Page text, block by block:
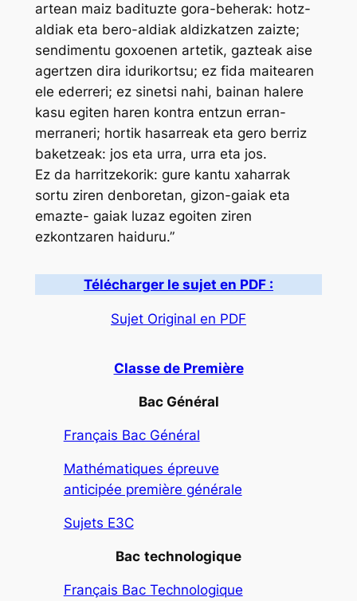
artean maiz badituzte gora-beherak: hotz-
aldiak eta bero-aldiak aldizkatzen zaizte;
sendimentu goxoenen artetik, gazteak aise
agertzen dira idurikortsu; ez fida maitearen
ele ederreri; ez sinetsi nahi, bainan halere
kasu egiten haren kontra entzun erran-
merraneri; hortik hasarreak eta gero berriz
baketzeak: jos eta urra, urra eta jos.
Ez da harritzekorik: gure kantu xaharrak
sortu ziren denboretan, gizon-gaiak eta
emazte- gaiak luzaz egoiten ziren
ezkontzaren haiduru.”
Télécharger le sujet en PDF :
Sujet Original en PDF
Classe de Première
Bac Général
Français Bac Général
Mathématiques épreuve
anticipée première générale
Sujets E3C
Bac technologique
Français Bac Technologique